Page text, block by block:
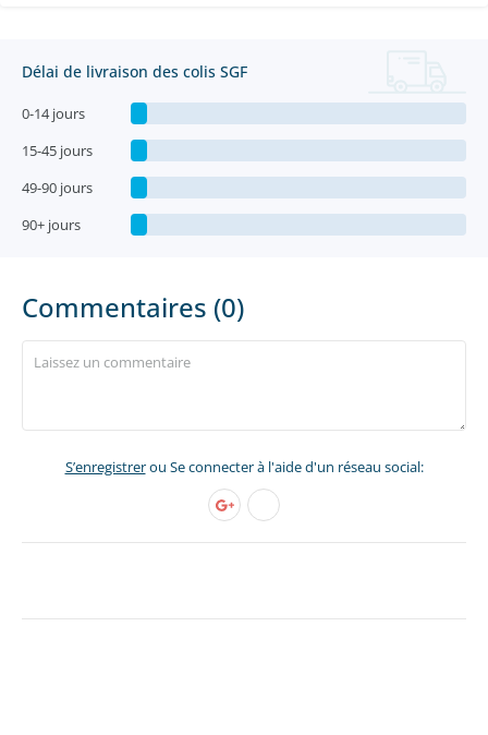
Délai de livraison des colis SGF
0-14 jours
15-45 jours
49-90 jours
90+ jours
Commentaires (0)
S’enregistrerou Se connecter à l'aide d'un réseau social: